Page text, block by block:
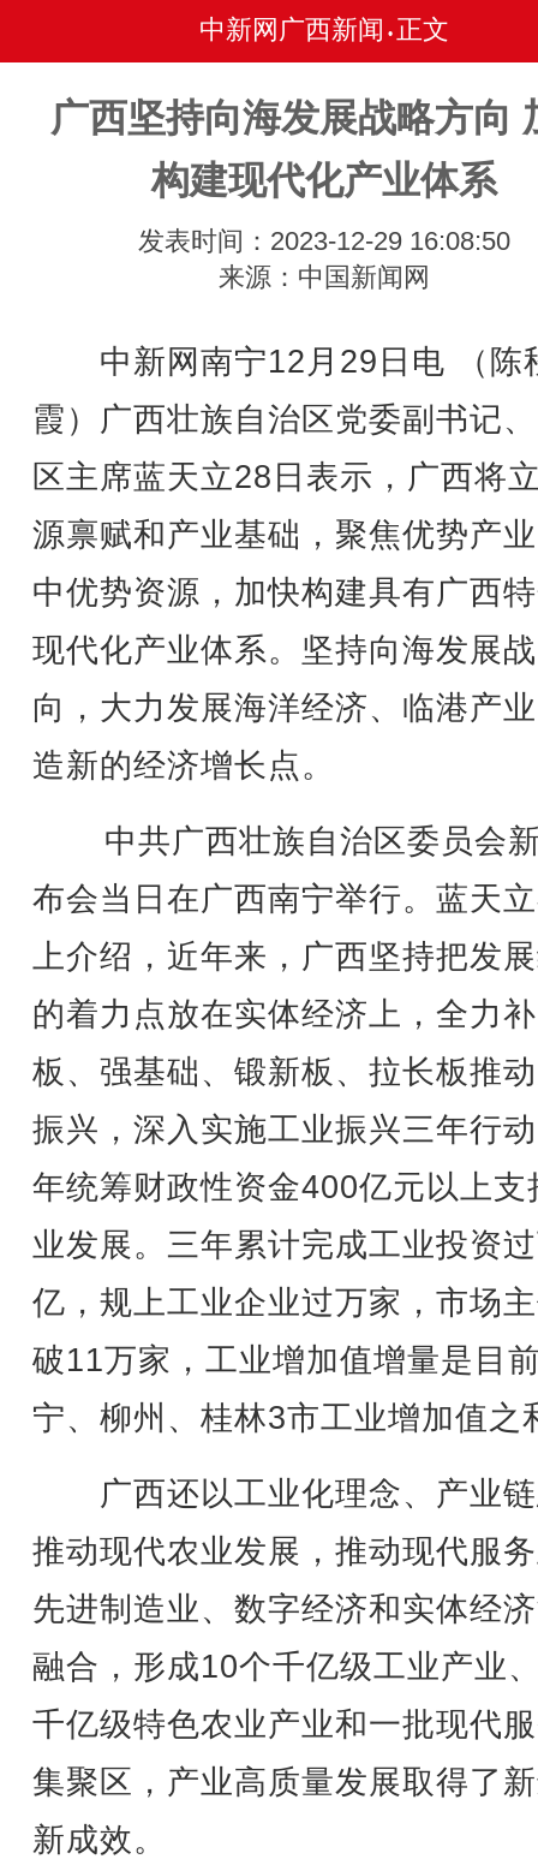
中新网广西新闻 • 正文
广西坚持向海发展战略方向
构建现代化产业体系
发表时间：2023-12-29 16:08:50
来源：中国新闻网
中新网南宁12月29日电 （陈
霞）广西壮族自治区党委副书记
区主席蓝天立28日表示，广西将
源禀赋和产业基础，聚焦优势产
中优势资源，加快构建具有广西
现代化产业体系。坚持向海发展
向，大力发展海洋经济、临港产
造新的经济增长点。
中共广西壮族自治区委员会
布会当日在广西南宁举行。蓝天
上介绍，近年来，广西坚持把发
的着力点放在实体经济上，全力
板、强基础、锻新板、拉长板推
振兴，深入实施工业振兴三年行
年统筹财政性资金400亿元以上支
业发展。三年累计完成工业投资
亿，规上工业企业过万家，市场
破11万家，工业增加值增量是目
宁、柳州、桂林3市工业增加值之
广西还以工业化理念、产业
推动现代农业发展，推动现代服
先进制造业、数字经济和实体经
融合，形成10个千亿级工业产业
千亿级特色农业产业和一批现代
集聚区，产业高质量发展取得了
新成效。